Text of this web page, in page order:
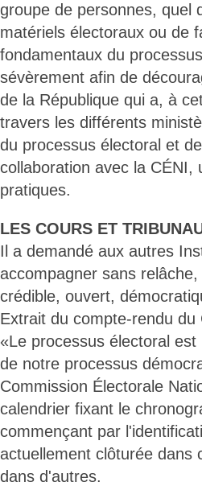
groupe de personnes, quel
matériels électoraux ou de
fondamentaux du
sévèrement afin de
de la République qui a, à
travers les différents
du processus électoral et
collaboration avec la CÉNI,
pratiques.
LES COURS ET
Il a demandé aux autres
accompagner sans
crédible, ouvert,
Extrait du compte-rendu
«Le processus électoral
de notre processus
Commission Électorale
calendrier fixant le
commençant par
actuellement clôturée dans
dans d'autres.